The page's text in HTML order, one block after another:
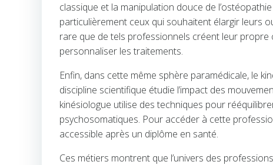
classique et la manipulation douce de
particulièrement ceux qui souhaitent élargir leurs
rare que de tels professionnels créent leur
personnaliser les traitements.
Enfin, dans cette même sphère paramédicale, le
discipline scientifique étudie l’impact des
kinésiologue utilise des techniques pour
psychosomatiques. Pour accéder à cette
accessible après un diplôme en santé.
Ces métiers montrent que l’univers des